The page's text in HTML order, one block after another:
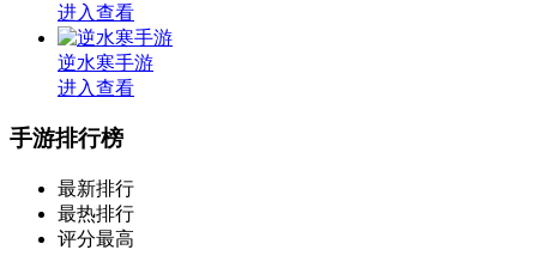
进入查看
逆水寒手游
进入查看
手游排行榜
最新排行
最热排行
评分最高